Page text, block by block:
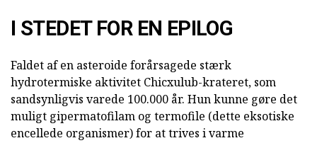
I STEDET FOR EN EPILOG
Faldet af en asteroide forårsagede stærk
hydrotermiske aktivitet Chicxulub-krateret, som
sandsynligvis varede 100.000 år. Hun kunne gøre det
muligt gipermatofilam og termofile (dette eksotiske
encellede organismer) for at trives i varme